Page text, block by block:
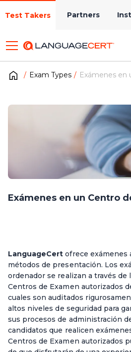
Test Takers Partners
Exam Types Exámenes en
Exámenes en un Centro
LanguageCert ofrece exámenes
métodos de presentación. Los
ordenador se realizan a través de
Centros de Examen autorizados
cuales son auditados
altos niveles de seguridad para
sus procesos de administración
candidatos que realicen
Centros de Examen autorizados